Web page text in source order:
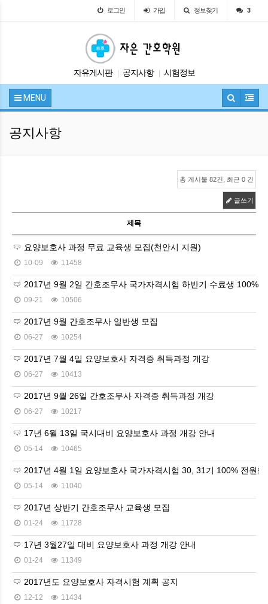
로그인 가입 정보찾기 3
자유게시판 공지사항 시험정보
입학안내
교육안내
MENU
공지사항
총 게시물 82건, 최근 0 건
글쓰기
제목
요양보호사 과정 무료 교육생 모집(천안시 지원)
10-09 11458
2017년 9월 2일 간호조무사 국가자격시험 하반기 수료생 100%
09-21 10506
2017년 9월 간호조무사 일반생 모집
06-27 10254
2017년 7월 4일 요양보호사 자격증 취득과정 개강
06-27 10413
2017년 9월 26일 간호조무사 자격증 취득과정 개강
06-27 10217
17년 6월 13일 국시대비 요양보호사 과정 개강 안내
05-14 10465
2017년 4월 1일 요양보호사 국가자격시험 30, 31기 100% 전원합
05-14 11040
2017년 상반기 간호조무사 교육생 모집
01-24 11728
17년 3월27일 대비 요양보호사 과정 개강 안내
01-24 11349
2017년도 요양보호사 자격시험 계획 공지
12-12 11434